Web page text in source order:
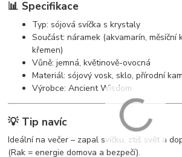
📊 Specifikace
Typ: sójová svíčka s krystaly
Součást: náramek (akvamarín, měsíční
křemen)
Vůně: jemná, květinově-ovocná
Materiál: sójový vosk, sklo, přírodní
Výrobce: Ancient Wisdom
💡 Tip navíc
Ideální na večer – zapal svíčku, ztiš svět a
(Rak = energie domova a bezpečí).